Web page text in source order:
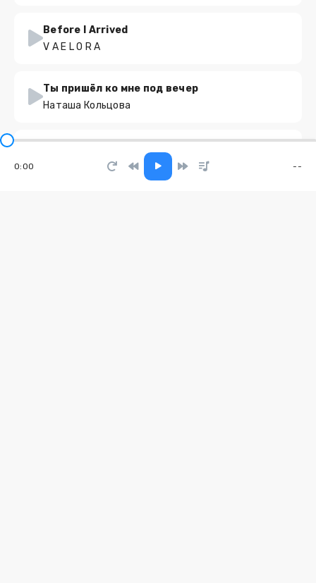
Before I Arrived
V A E L O R A
Ты пришёл ко мне под вечер
Наташа Кольцова
0:00 --